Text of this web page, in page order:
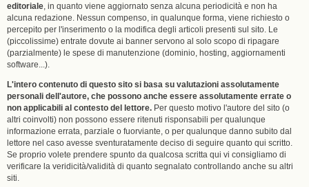
editoriale , in quanto viene aggiornato senza alcuna periodicità e non ha
alcuna redazione. Nessun compenso, in qualunque forma, viene richiesto o
percepito per l'inserimento o la modifica degli articoli presenti sul sito. Le
(piccolissime) entrate dovute ai banner servono al solo scopo di ripagare
(parzialmente) le spese di manutenzione (dominio, hosting, aggiornamenti
software...).
L'intero contenuto di questo sito si basa su valutazioni assolutamente
personali dell'autore, che possono anche essere assolutamente errate o
non applicabili al contesto del lettore. Per questo motivo l'autore del sito (o
altri coinvolti) non possono essere ritenuti risponsabili per qualunque
informazione errata, parziale o fuorviante, o per qualunque danno subito dal
lettore nel caso avesse sventuratamente deciso di seguire quanto qui scritto.
Se proprio volete prendere spunto da qualcosa scritta qui vi consigliamo di
verificare la veridicità/validità di quanto segnalato controllando anche su altri
siti.